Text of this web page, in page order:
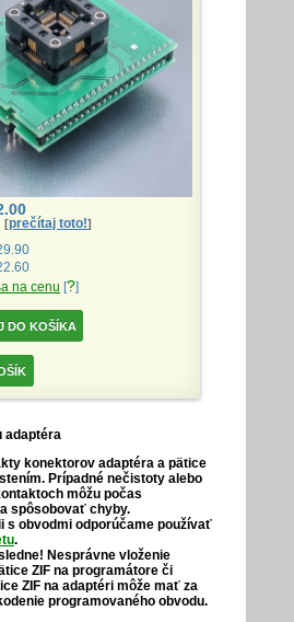
[prečítaj toto!]
na cenu [?]
adaptéra
konektorov adaptéra a pätice
Prípadné nečistoty alebo
môžu počas
spôsobovať chyby.
s obvodmi odporúčame používať
.
Nesprávne vloženie
ZIF na programátore či
ZIF na adaptéri môže mať za
programovaného obvodu.